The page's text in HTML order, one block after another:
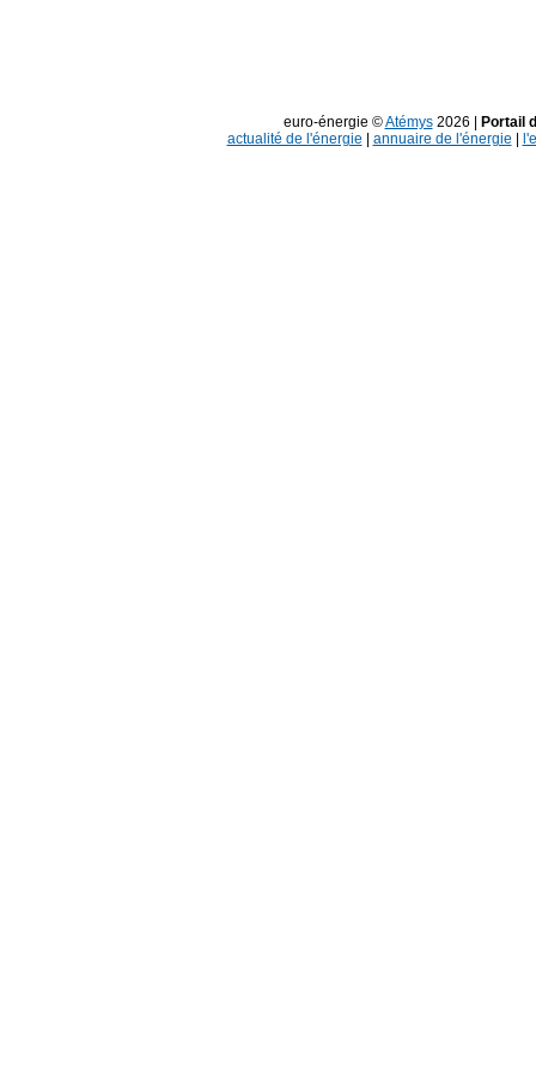
euro-énergie ©Atémys2026 |
Portail
actualité de l'énergie
annuaire de l'énergie